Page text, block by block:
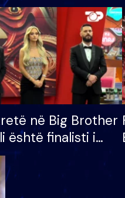
në Big Brother
është finalisti i
lë shtëpinë